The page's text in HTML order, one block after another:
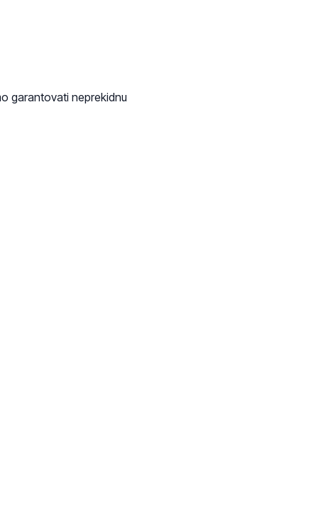
garantovati neprekidnu